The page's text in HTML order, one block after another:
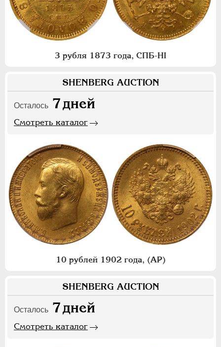
3 рубля 1873 года, СПБ-НI
SHENBERG AUCTION
Осталось 7дней
Смотреть каталог
10 рублей 1902 года, (АР)
SHENBERG AUCTION
Осталось 7дней
Смотреть каталог